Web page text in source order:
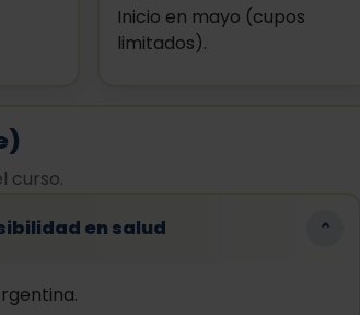
Inicio en mayo (cupos
limitados).
curso.
en salud ⌄